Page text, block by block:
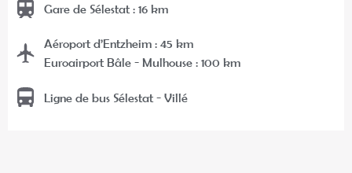
Gare de Sélestat : 16 km
Aéroport d’Entzheim : 45 km
Euroairport Bâle - Mulhouse : 100 km
Ligne de bus Sélestat - Villé